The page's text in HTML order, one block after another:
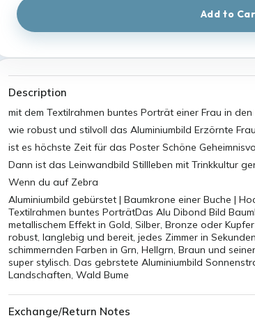
Add to
Description
mit dem Textilrahmen buntes Porträt einer Frau in den
wie robust und stilvoll das Aluminiumbild Erzörnte
ist es höchste Zeit für das Poster Schöne
Dann ist das Leinwandbild Stillleben mit Trinkkultur
Wenn du auf Zebra
Aluminiumbild gebürstet | Baumkrone einer Buche |
Textilrahmen buntes PorträtDas Alu Dibond Bild
metallischem Effekt in Gold, Silber, Bronze oder
robust, langlebig und bereit, jedes Zimmer in
schimmernden Farben in Grn, Hellgrn, Braun und
super stylisch. Das gebrstete Aluminiumbild
Landschaften, Wald Bume
Exchange/Return Notes